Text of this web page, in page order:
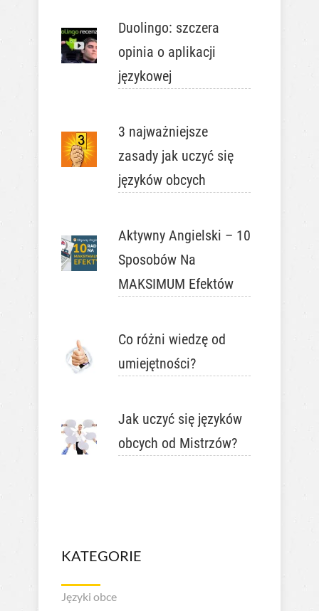
Duolingo: szczera
opinia o aplikacji
językowej
3 najważniejsze
zasady jak uczyć się
języków obcych
Aktywny Angielski – 10
Sposobów Na
MAKSIMUM Efektów
Co różni wiedzę od
umiejętności?
Jak uczyć się języków
obcych od Mistrzów?
KATEGORIE
Języki obce